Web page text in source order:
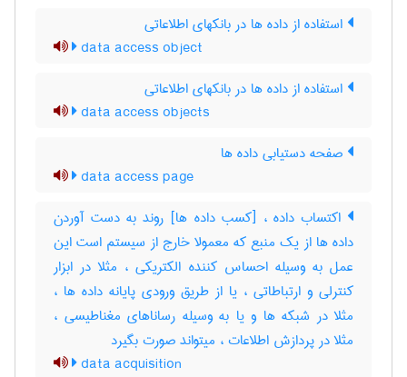
استفاده از داده ها در بانکهای اطلاعاتی
data access object
استفاده از داده ها در بانکهای اطلاعاتی
data access objects
صفحه دستیابی داده ها
data access page
اکتساب داده ، [کسب داده ها] روند به دست آوردن
داده ها از یک منبع که معمولا خارج از سیستم است این
عمل به وسیله احساس کننده الکتریکی ، مثلا در ابزار
کنترلی و ارتباطاتی ، یا از طریق ورودی پایانه داده ها ،
مثلا در شبکه ها و یا به وسیله رساناهای مغناطیسی ،
مثلا در پردازش اطلاعات ، میتواند صورت بگیرد
data acquisition